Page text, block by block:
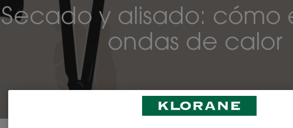
Secado y alisado: cómo
ondas de calor